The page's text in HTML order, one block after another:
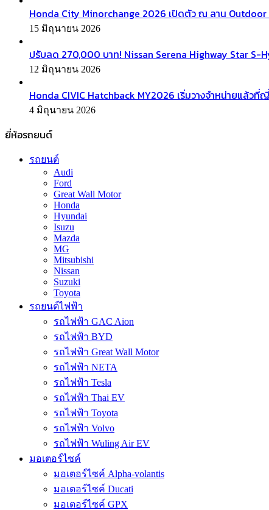
Honda City Minorchange 2026 เปิดตัว ณ ลาน
15 มิถุนายน 2026
ปรับลด 270,000 บาท! Nissan Serena Highway Star S-
12 มิถุนายน 2026
Honda CIVIC Hatchback MY2026 เริ่มวางจำหน่ายแล้วที่
4 มิถุนายน 2026
ยี่ห้อรถยนต์
รถยนต์
Audi
Ford
Great Wall Motor
Honda
Hyundai
Isuzu
Mazda
MG
Mitsubishi
Nissan
Suzuki
Toyota
รถยนต์ไฟฟ้า
รถไฟฟ้า GAC Aion
รถไฟฟ้า BYD
รถไฟฟ้า Great Wall Motor
รถไฟฟ้า NETA
รถไฟฟ้า Tesla
รถไฟฟ้า Thai EV
รถไฟฟ้า Toyota
รถไฟฟ้า Volvo
รถไฟฟ้า Wuling Air EV
มอเตอร์ไซค์
มอเตอร์ไซค์ Alpha-volantis
มอเตอร์ไซค์ Ducati
มอเตอร์ไซค์ GPX